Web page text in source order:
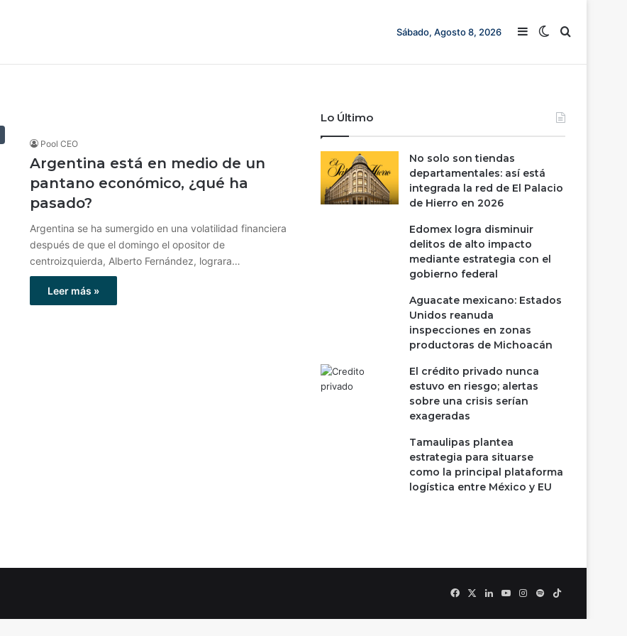
Sábado, Agosto 8, 2026 Barra lateral
Switch skin
Buscar
Pool CEO
Argentina está en medio de un
pantano económico, ¿qué ha
pasado?
Argentina se ha sumergido en una volatilidad financiera
después de que el domingo el opositor de
centroizquierda, Alberto Fernández, lograra…
Leer más »
Lo Último
No solo son tiendas
departamentales: así está
integrada la red de El Palacio
de Hierro en 2026
Edomex logra disminuir
delitos de alto impacto
mediante estrategia con el
gobierno federal
Aguacate mexicano: Estados
Unidos reanuda
inspecciones en zonas
productoras de Michoacán
El crédito privado nunca
estuvo en riesgo; alertas
sobre una crisis serían
exageradas
Tamaulipas plantea
estrategia para situarse
como la principal plataforma
logística entre México y EU
FacebookLinkedInYouTubeInstagram
SpotifyTikTok